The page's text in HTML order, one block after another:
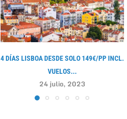
4 DÍAS LISBOA DESDE SOLO 149€/PP INCL.
VUELOS...
24 julio, 2023